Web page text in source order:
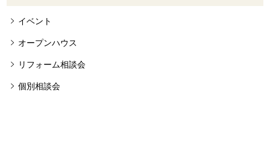
イベント
オープンハウス
リフォーム相談会
個別相談会